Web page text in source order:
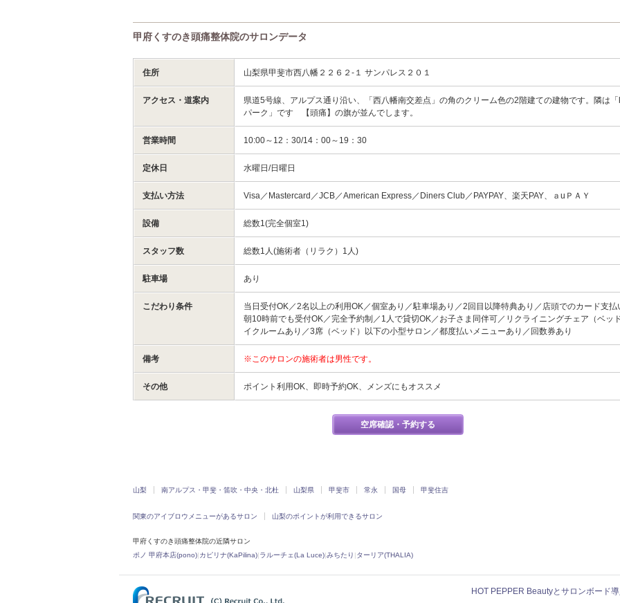
甲府くすのき頭痛整体院のサロンデータ
住所 山梨県甲斐市西八幡２２６２-１ サンパレス２０１
アクセス・道案内
県道5号線、アルプス通り沿い、「西八幡南交差点」の角のクリーム色の2階建ての建物です。隣は
パーク」です 【頭痛】の旗が並んでします。
営業時間 10:00～12：30/14：00～19：30
定休日 水曜日/日曜日
支払い方法 Visa／Mastercard／JCB／American Express／Diners Club／PAYPAY、楽天PAY、ａuＰＡＹ
設備 総数1(完全個室1)
スタッフ数 総数1人(施術者（リラク）1人)
駐車場 あり
こだわり条件
当日受付OK／2名以上の利用OK／個室あり／駐車場あり／2回目以降特典あり／店頭でのカード支払
朝10時前でも受付OK／完全予約制／1人で貸切OK／お子さま同伴可／リクライニングチェア（ベッ
イクルームあり／3席（ベッド）以下の小型サロン／都度払いメニューあり／回数券あり
備考 ※このサロンの施術者は男性です。
その他 ポイント利用OK、即時予約OK、メンズにもオススメ
空席確認・予約する
山梨 南アルプス・甲斐・笛吹・中央・北杜 山梨県 甲斐市 常永 国母 甲斐住吉
関東のアイブロウメニューがあるサロン 山梨のポイントが利用できるサロン
甲府くすのき頭痛整体院の近隣サロン
ポノ 甲府本店(pono)|カピリナ(KaPilina)|ラルーチェ(La Luce)|みちたり |ターリア(THALIA)
HOT PEPPER Beautyとサロンボード